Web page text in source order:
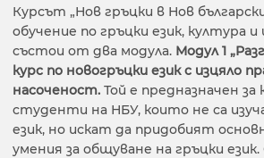
Курсът „Нов гръцки в Нов
обучение по гръцки език, култура и
състои от два модула. Модул 1
курс по новогръцки език с изцяло
насоченост. Той е предназначен за
студенти на НБУ, които не са
език, но искат да придобият
умения за общуване на гръцки